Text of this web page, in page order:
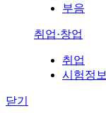
부음
취업·창업
취업
시험정보
닫기